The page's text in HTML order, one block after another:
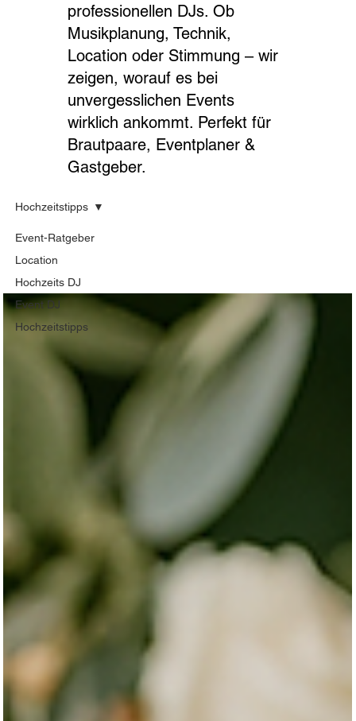
professionellen DJs. Ob
Musikplanung, Technik,
Location oder Stimmung – wir
zeigen, worauf es bei
unvergesslichen Events
wirklich ankommt. Perfekt für
Brautpaare, Eventplaner &
Gastgeber.
Event-Ratgeber
Location
Hochzeits DJ
Event DJ
Hochzeitstipps
Hochzeitstipps